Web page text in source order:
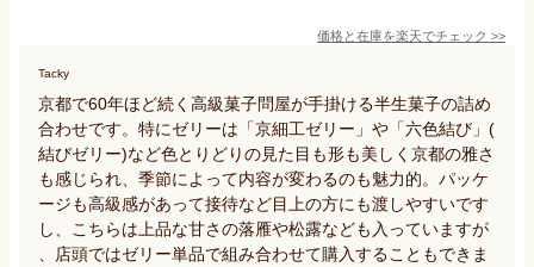
価格と在庫を楽天でチェック >>
Tacky
京都で60年ほど続く高級菓子問屋が手掛ける半生菓子の詰め
合わせです。特にゼリーは「京細工ゼリー」や「六色結び」(
結びゼリー)など色とりどりの見た目も形も美しく京都の雅さ
も感じられ、季節によって内容が変わるのも魅力的。パッケ
ージも高級感があって接待など目上の方にも渡しやすいです
し、こちらは上品な甘さの落雁や松露なども入っていますが
、店頭ではゼリー単品で組み合わせて購入することもできま